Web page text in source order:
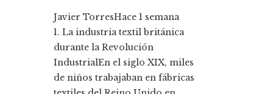
Javier TorresHace 1 semana
1. La industria textil británica
durante la Revolución
IndustrialEn el siglo XIX, miles
de niños trabajaban en fábricas